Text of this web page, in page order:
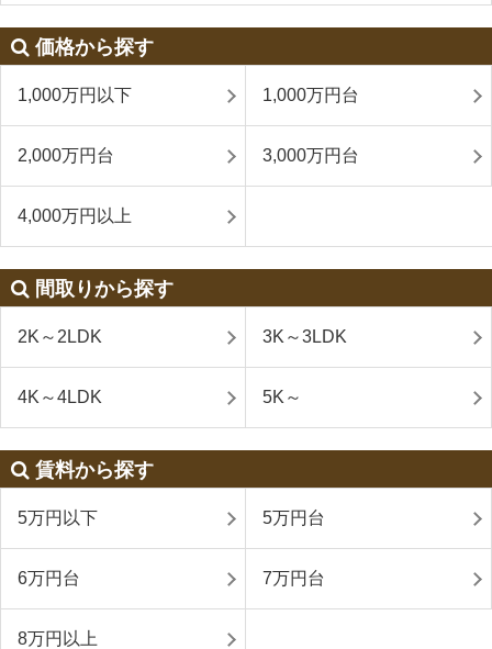
価格から探す
1,000万円以下 1,000万円台
2,000万円台 3,000万円台
4,000万円以上
間取りから探す
2K～2LDK 3K～3LDK
4K～4LDK 5K～
賃料から探す
5万円以下 5万円台
6万円台 7万円台
8万円以上